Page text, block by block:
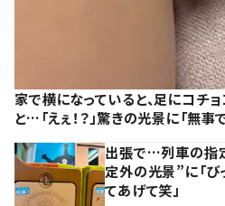
家で横になっていると、足にコチ
と…「えぇ！？」驚きの光景に「無事
出張で…列車の指
定外の光景”に「び
てあげて笑」